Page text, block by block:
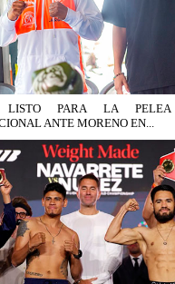
LISTO PARA LA
ANTE MORENO EN...